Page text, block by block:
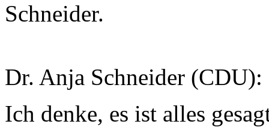
Schneider.
Dr. Anja Schneider (CDU):
Ich denke, es ist alles